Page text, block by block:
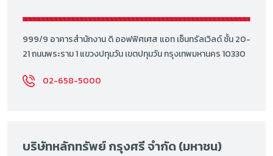
999/9 อาคารสำนักงาน ดิ ออฟฟิศเศส แอท เซ็นทรัลเวิลด์ ชั้น 20-
21 ถนนพระราม 1 แขวงปทุมวัน เขตปทุมวัน กรุงเทพมหานคร 10330
02-658-5000
บริษัทหลักทรัพย์ กรุงศรี จำกัด (มหาชน)